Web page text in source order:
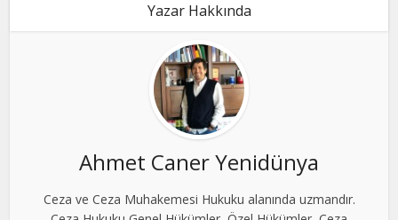
Yazar Hakkında
Ahmet Caner Yenidünya
Ceza ve Ceza Muhakemesi Hukuku alanında uzmandır.